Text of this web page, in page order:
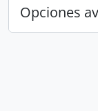
Opciones